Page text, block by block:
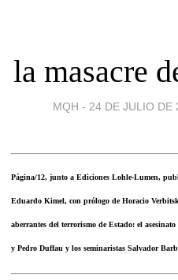
la masacre
MQH - 24 DE JULIO DE
Página/12, junto a Ediciones Lohle-Lumen,
Eduardo Kimel, con prólogo de Horacio
aberrantes del terrorismo de Estado: el
y Pedro Duffau y los seminaristas Salvador